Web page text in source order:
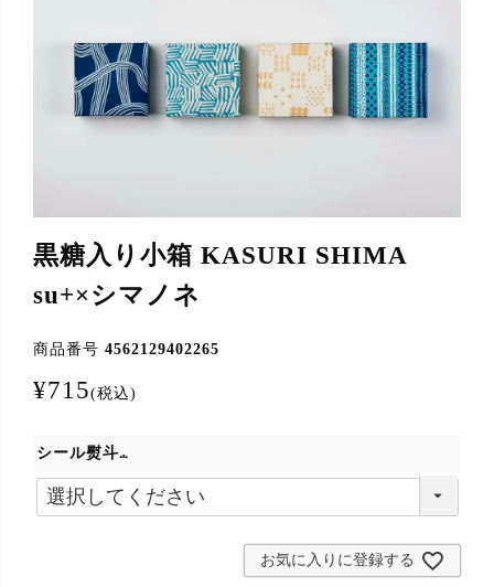
黒糖入り小箱 KASURI SHIMA
su+×シマノネ
商品番号 4562129402265
¥715 税込
シール熨斗
(
お気に入りに登録する